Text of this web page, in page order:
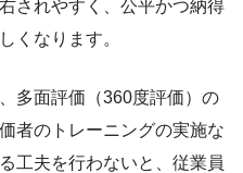
されやすく、公平かつ納得
くなります。
多面評価（360度評価）の
者のトレーニングの実施な
工夫を行わないと、従業員